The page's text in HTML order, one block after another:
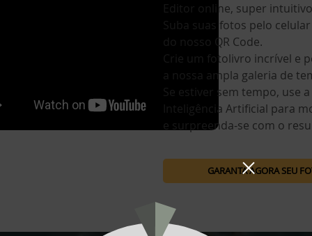
Editor online, super
Suba suas fotos pelo
do nosso QR Code.
Crie um fotolivro incrível e
a nossa ampla galeria de
Se estiver sem tempo, use
Inteligência Artificial para
e surpreenda-se com o
GARANTA AGORA SEU